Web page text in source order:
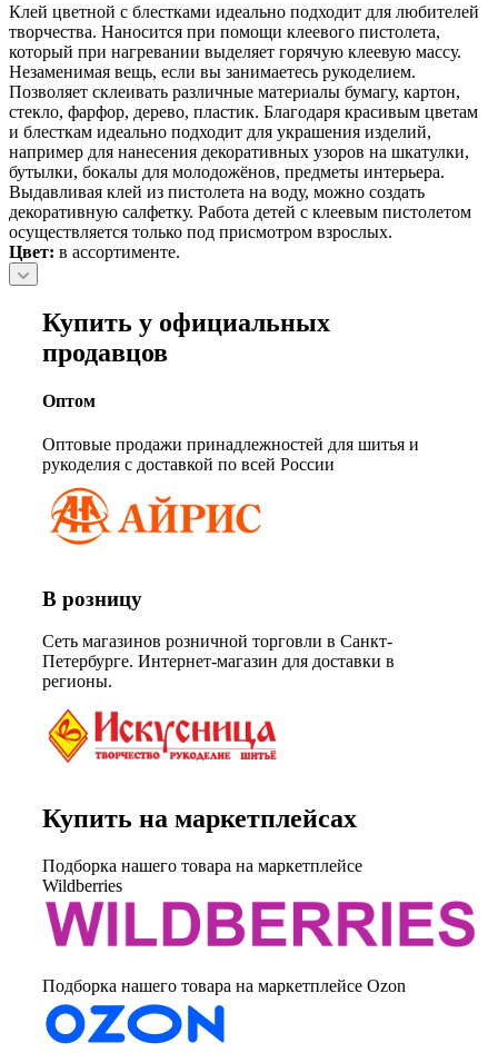
Клей цветной с блестками идеально подходит для любителей
творчества. Наносится при помощи клеевого пистолета,
который при нагревании выделяет горячую клеевую массу.
Незаменимая вещь, если вы занимаетесь рукоделием.
Позволяет склеивать различные материалы бумагу, картон,
стекло, фарфор, дерево, пластик. Благодаря красивым цветам
и блесткам идеально подходит для украшения изделий,
например для нанесения декоративных узоров на шкатулки,
бутылки, бокалы для молодожёнов, предметы интерьера.
Выдавливая клей из пистолета на воду, можно создать
декоративную салфетку. Работа детей с клеевым пистолетом
осуществляется только под присмотром взрослых.
Цвет: в ассортименте.
Купить у официальных
продавцов
Оптом
Оптовые продажи принадлежностей для шитья и
рукоделия с доставкой по всей России
В розницу
Сеть магазинов розничной торговли в Санкт-
Петербурге. Интернет-магазин для доставки в
регионы.
Купить на маркетплейсах
Подборка нашего товара на маркетплейсе
Wildberries
Подборка нашего товара на маркетплейсе Ozon